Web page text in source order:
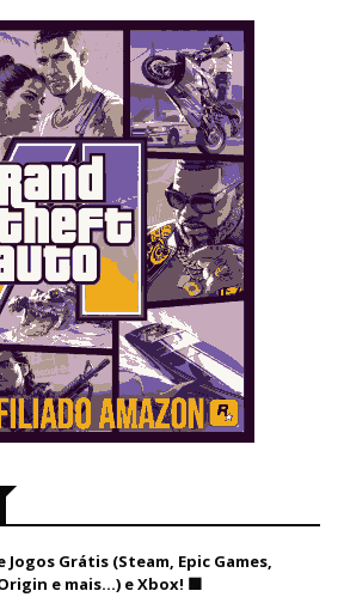
Jogos Grátis (Steam, Epic Games,
e mais...) e Xbox! 🟩